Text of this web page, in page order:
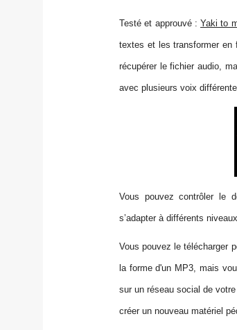
Testé et approuvé : Yaki to
textes et les transformer en
récupérer le fichier audio,
avec plusieurs voix
Vous pouvez contrôler le
s’adapter à différents
Vous pouvez le télécharger
la forme d'un MP3, mais
sur un réseau social de
créer un nouveau matériel